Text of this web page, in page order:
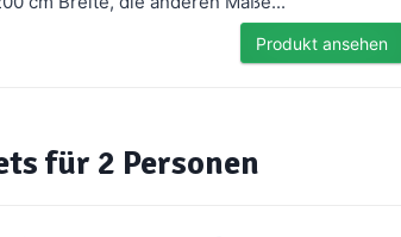
Produkt ansehen
für 2 Personen